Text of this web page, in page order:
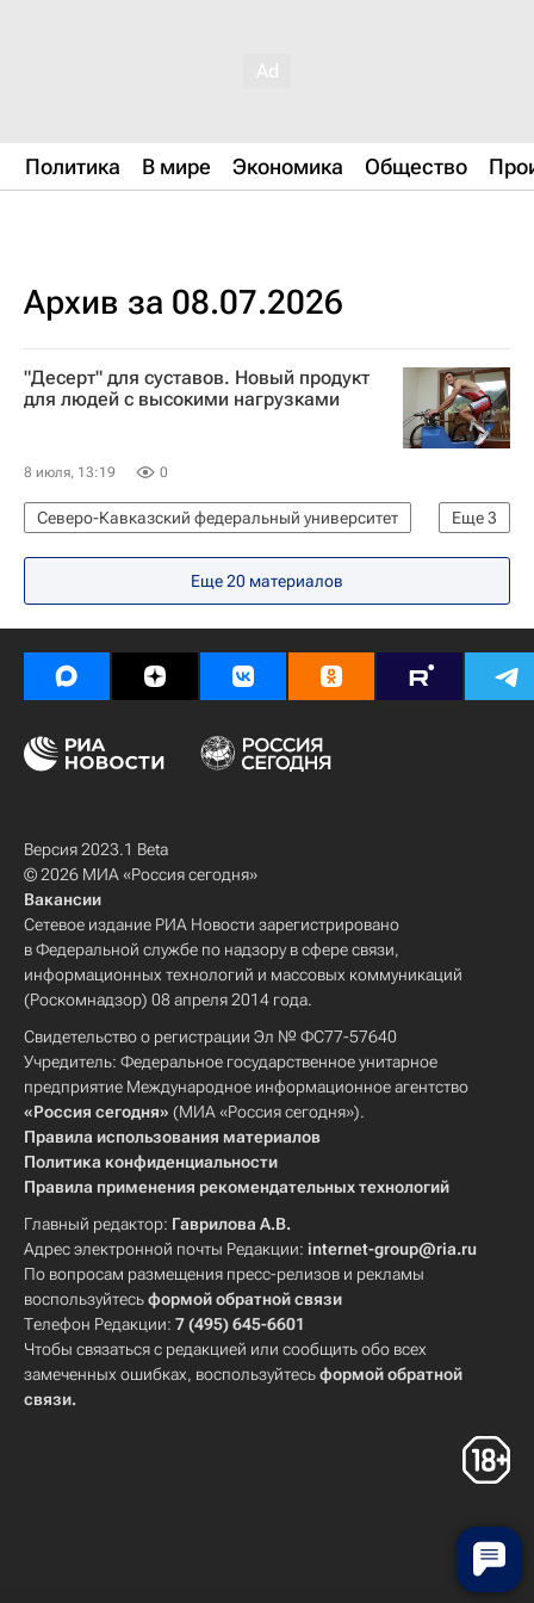
Политика В мире Экономика Общество
Архив за 08.07.2026
"Десерт" для суставов. Новый продукт
для людей с высокими нагрузками
8 июля, 13:19 0
Еще3
Северо-Кавказский федеральный университет
Российские инновации
Качество жизни
Продовольственная безопасность
Еще 20 материалов
Версия 2023.1 Beta
© 2026 МИА «Россия сегодня»
Вакансии
Сетевое издание РИА Новости зарегистрировано
в Федеральной службе по надзору в сфере связи,
информационных технологий и массовых коммуникаций
(Роскомнадзор) 08 апреля 2014 года.
Свидетельство о регистрации Эл № ФС77-57640
Учредитель: Федеральное государственное унитарное
предприятие Международное информационное агентство
«Россия сегодня» (МИА «Россия сегодня»).
Правила использования материалов
Политика конфиденциальности
Правила применения рекомендательных технологий
Главный редактор: Гаврилова А.В.
Адрес электронной почты Редакции: internet-group@ria.ru
По вопросам размещения пресс-релизов и рекламы
воспользуйтесьформой обратной связи
Телефон Редакции: 7 (495) 645-6601
Чтобы связаться с редакцией или сообщить обо всех
замеченных ошибках, воспользуйтесьформой обратной
связи.